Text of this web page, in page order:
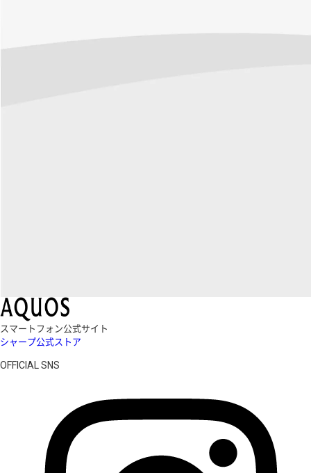
スマートフォン公式サイト
シャープ公式ストア
OFFICIAL SNS